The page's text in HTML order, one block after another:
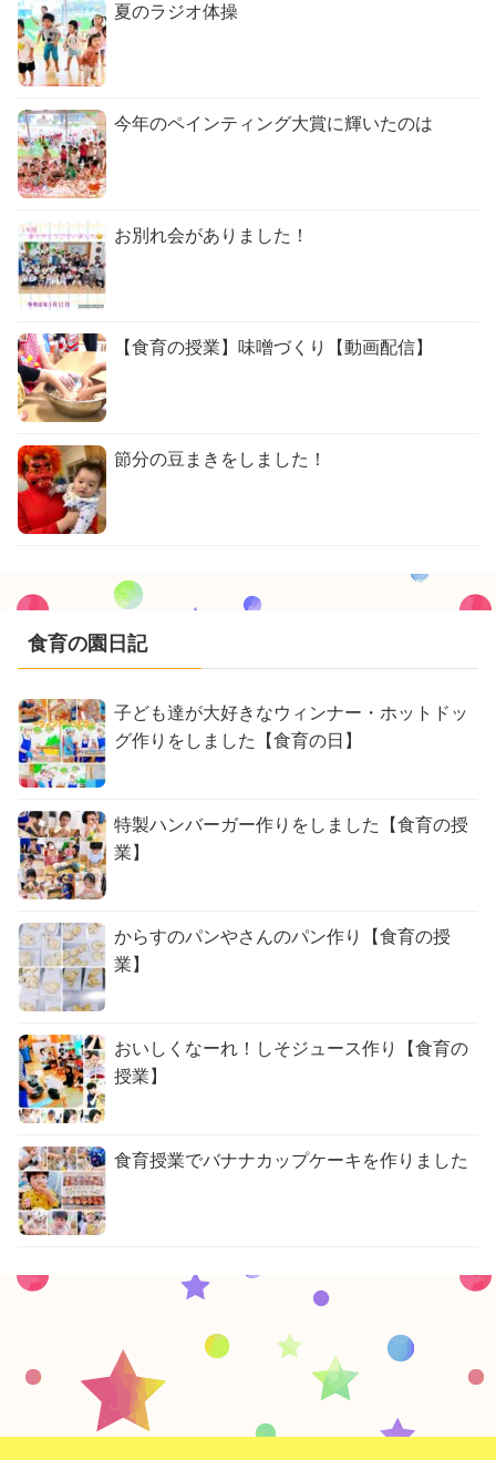
夏のラジオ体操
今年のペインティング大賞に輝いたのは
お別れ会がありました！
【食育の授業】味噌づくり【動画配信】
節分の豆まきをしました！
食育の園日記
子ども達が大好きなウィンナー・ホットドッ
グ作りをしました【食育の日】
特製ハンバーガー作りをしました【食育の授
業】
からすのパンやさんのパン作り【食育の授
業】
おいしくなーれ！しそジュース作り【食育の
授業】
食育授業でバナナカップケーキを作りました